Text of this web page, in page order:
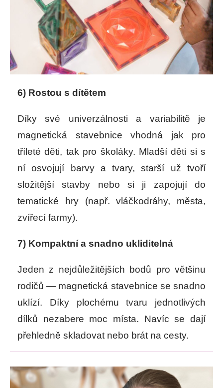
6) Rostou s dítětem
Díky své univerzálnosti a variabilitě je
magnetická stavebnice vhodná jak pro
tříleté děti, tak pro školáky. Mladší děti si s
ní osvojují barvy a tvary, starší už tvoří
složitější stavby nebo si ji zapojují do
tematické hry (např. vláčkodráhy, města,
zvířecí farmy).
7) Kompaktní a snadno ukliditelná
Jeden z nejdůležitějších bodů pro většinu
rodičů — magnetická stavebnice se snadno
uklízí. Díky plochému tvaru jednotlivých
dílků nezabere moc místa. Navíc se dají
přehledně skladovat nebo brát na cesty.